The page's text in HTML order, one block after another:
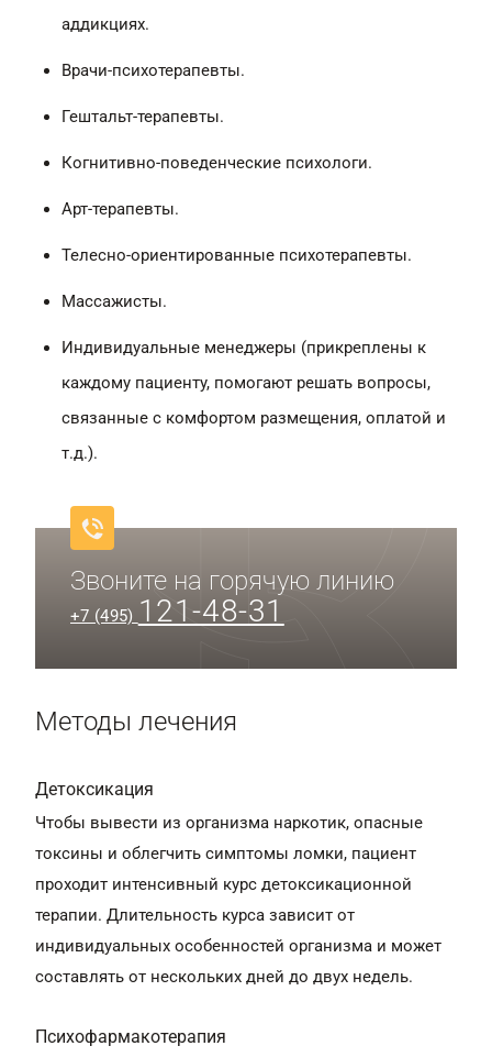
аддикциях.
Врачи-психотерапевты.
Гештальт-терапевты.
Когнитивно-поведенческие психологи.
Арт-терапевты.
Телесно-ориентированные психотерапевты.
Массажисты.
Индивидуальные менеджеры (прикреплены к
каждому пациенту, помогают решать вопросы,
связанные с комфортом размещения, оплатой и
т.д.).
Звоните на горячую линию
+7 (495) 121-48-31
Методы лечения
Детоксикация
Чтобы вывести из организма наркотик, опасные
токсины и облегчить симптомы ломки, пациент
проходит интенсивный курс детоксикационной
терапии. Длительность курса зависит от
индивидуальных особенностей организма и может
составлять от нескольких дней до двух недель.
Психофармакотерапия